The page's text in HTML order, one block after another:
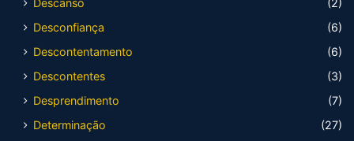
Desconfiança
(6)
Descontentamento
(6)
Descontentes
(3)
Desprendimento
(7)
Determinação
(27)